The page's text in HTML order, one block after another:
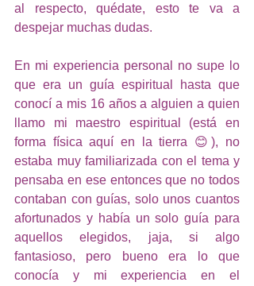
al respecto, quédate, esto te va a
despejar muchas dudas.
En mi experiencia personal no supe lo
que era un guía espiritual hasta que
conocí a mis 16 años a alguien a quien
llamo mi maestro espiritual (está en
forma física aquí en la tierra 😊), no
estaba muy familiarizada con el tema y
pensaba en ese entonces que no todos
contaban con guías, solo unos cuantos
afortunados y había un solo guía para
aquellos elegidos, jaja, si algo
fantasioso, pero bueno era lo que
conocía y mi experiencia en el